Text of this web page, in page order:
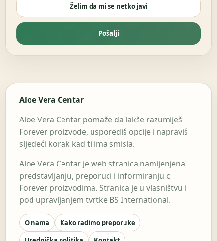
Želim da mi se netko javi
Pošalji
Aloe Vera Centar
Aloe Vera Centar pomaže da lakše razumiješ
Forever proizvode, usporediš opcije i napraviš
sljedeći korak kad ti ima smisla.
Aloe Vera Centar je web stranica namijenjena
predstavljanju, preporuci i informiranju o
Forever proizvodima. Stranica je u vlasništvu i
pod upravljanjem tvrtke BS International.
O nama
Kako radimo preporuke